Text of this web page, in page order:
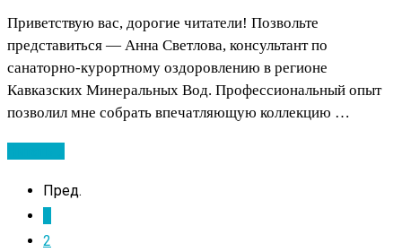
Приветствую вас, дорогие читатели! Позвольте
представиться — Анна Светлова, консультант по
санаторно-курортному оздоровлению в регионе
Кавказских Минеральных Вод. Профессиональный опыт
позволил мне собрать впечатляющую коллекцию …
Пред.
2